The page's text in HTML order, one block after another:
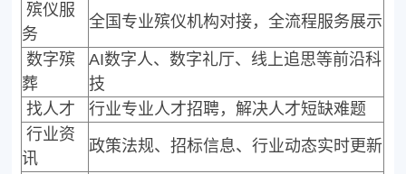
殡仪服
务
全国专业殡仪机构对接，全流程服务展示
数字殡
葬
AI数字人、数字礼厅、线上追思等前沿科
技
找人才
行业专业人才招聘，解决人才短缺难题
行业资
讯
政策法规、招标信息、行业动态实时更新